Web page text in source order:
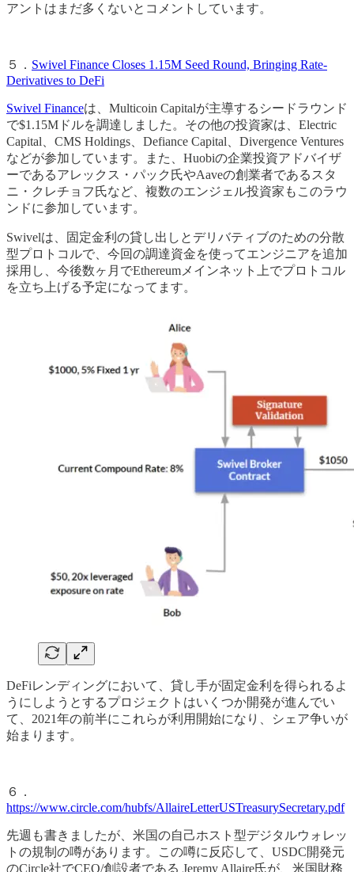
アントはまだ多くないとコメントしています。
５． Swivel Finance Closes 1.15M Seed Round, Bringing Rate-
Derivatives to DeFi
Swivel Financeは、Multicoin Capitalが主導するシードラウンド
で$1.15Mドルを調達しました。その他の投資家は、Electric
Capital、CMS Holdings、Defiance Capital、Divergence Ventures
などが参加しています。また、Huobiの企業投資アドバイザ
ーであるアレックス・パック氏やAaveの創業者であるスタ
ニ・クレチョフ氏など、複数のエンジェル投資家もこのラウ
ンドに参加しています。
Swivelは、固定金利の貸し出しとデリバティブのための分散
型プロトコルで、今回の調達資金を使ってエンジニアを追加
採用し、今後数ヶ月でEthereumメインネット上でプロトコル
を立ち上げる予定になってます。
DeFiレンディングにおいて、貸し手が固定金利を得られるよ
うにしようとするプロジェクトはいくつか開発が進んでい
て、2021年の前半にこれらが利用開始になり、シェア争いが
始まります。
６．
https://www.circle.com/hubfs/AllaireLetterUSTreasurySecretary.pdf
先週も書きましたが、米国の自己ホスト型デジタルウォレッ
トの規制の噂があります。この噂に反応して、USDC開発元
のCircle社でCEO/創設者である Jeremy Allaire氏が、米国財務